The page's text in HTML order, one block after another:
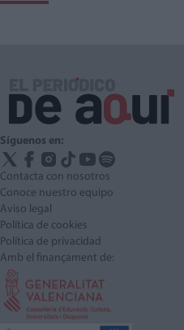
Síguenos en:
Contacta con nosotros
Conoce nuestro equipo
Aviso legal
Política de cookies
Política de privacidad
Amb el finançament de: